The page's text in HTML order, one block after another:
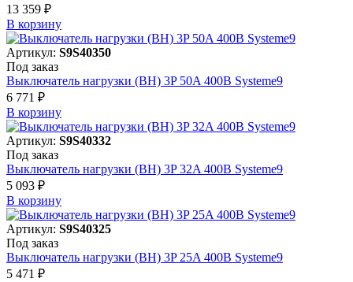
13 359 ₽
В корзинy
Артикул: S9S40350
Под заказ
Выключатель нагрузки (ВН) 3P 50A 400В Systeme9
6 771 ₽
В корзинy
Артикул: S9S40332
Под заказ
Выключатель нагрузки (ВН) 3P 32A 400В Systeme9
5 093 ₽
В корзинy
Артикул: S9S40325
Под заказ
Выключатель нагрузки (ВН) 3P 25A 400В Systeme9
5 471 ₽